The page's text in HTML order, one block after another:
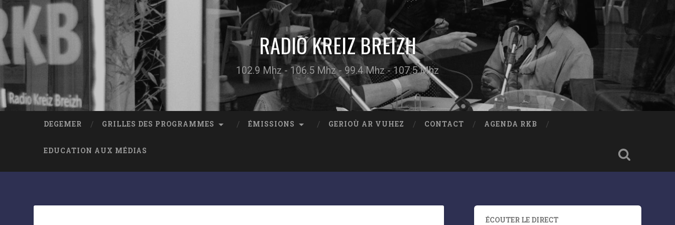
RADIO KREIZ BREIZH
102.9 Mhz - 106.5 Mhz - 99.4 Mhz - 107.5 Mhz
DEGEMER GRILLES DES PROGRAMMES ÉMISSIONS GERIOÙ AR VUHEZ CONTACT AGENDA RKB
EDUCATION AUX MÉDIAS
ÉCOUTER LE DIRECT